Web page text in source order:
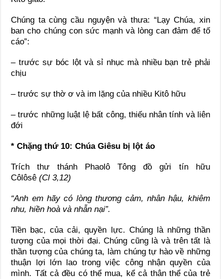
Chúng ta cùng cầu nguyện và thưa: “Lạy Chúa, xin
ban cho chúng con sức mạnh và lòng can đảm để tố
cáo”:
– trước sự bóc lột và sỉ nhục mà nhiều bạn trẻ phải
chịu
– trước sự thờ ơ và im lặng của nhiều Kitô hữu
– trước những luật lệ bất công, thiếu nhân tính và liên
đới
* Chặng thứ 10: Chúa Giêsu bị lột áo
Trích thư thánh Phaolô Tông đồ gửi tín hữu
Côlôsê(Cl 3,12)
“Anh em hãy có lòng thương cảm, nhân hậu, khiêm
nhu, hiền hoà và nhẫn nại”.
Tiền bạc, của cải, quyền lực. Chúng là những thần
tượng của mọi thời đại. Chúng cũng là và trên tất là
thần tượng của chúng ta, làm chúng tự hào về những
thuận lợi lớn lao trong việc công nhận quyền của
mình. Tất cả đều có thể mua, kể cả thân thể của trẻ